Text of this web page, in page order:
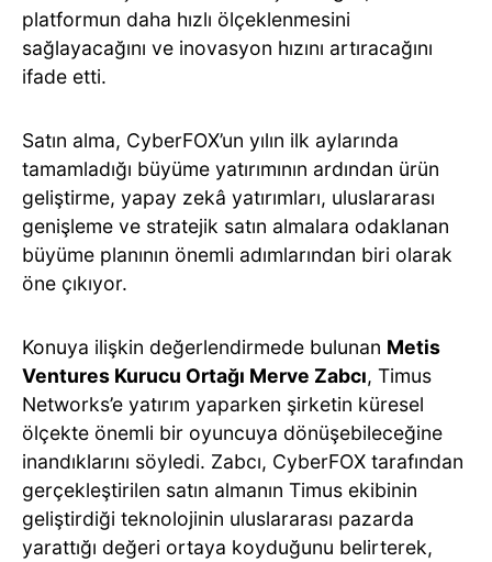
platformun daha hızlı ölçeklenmesini
sağlayacağını ve inovasyon hızını artıracağını
ifade etti.
Satın alma, CyberFOX’un yılın ilk aylarında
tamamladığı büyüme yatırımının ardından ürün
geliştirme, yapay zekâ yatırımları, uluslararası
genişleme ve stratejik satın almalara odaklanan
büyüme planının önemli adımlarından biri olarak
öne çıkıyor.
Konuya ilişkin değerlendirmede bulunan Metis
Ventures Kurucu Ortağı Merve Zabcı, Timus
Networks’e yatırım yaparken şirketin küresel
ölçekte önemli bir oyuncuya dönüşebileceğine
inandıklarını söyledi. Zabcı, CyberFOX tarafından
gerçekleştirilen satın almanın Timus ekibinin
geliştirdiği teknolojinin uluslararası pazarda
yarattığı değeri ortaya koyduğunu belirterek,